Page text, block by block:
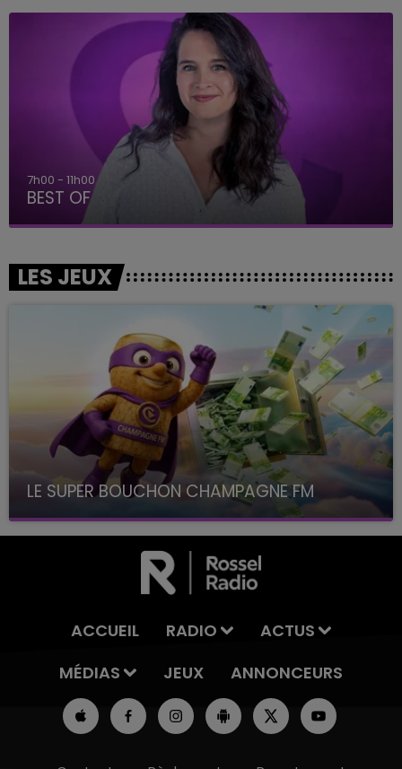
7h00 - 11h00
BEST OF
LES JEUX
LE SUPER BOUCHON CHAMPAGNE FM
avec La Famille Champagne FM, à 8H10
ACCUEIL RADIO
ACTUS
MÉDIAS
JEUX ANNONCEURS